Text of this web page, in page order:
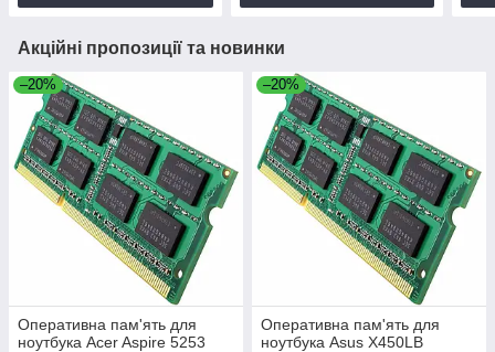
Акційні пропозиції та новинки
–20%
Оперативна пам'ять для
ноутбука Acer Aspire 5253
–20%
Оперативна пам'ять для
ноутбука Asus X450LB